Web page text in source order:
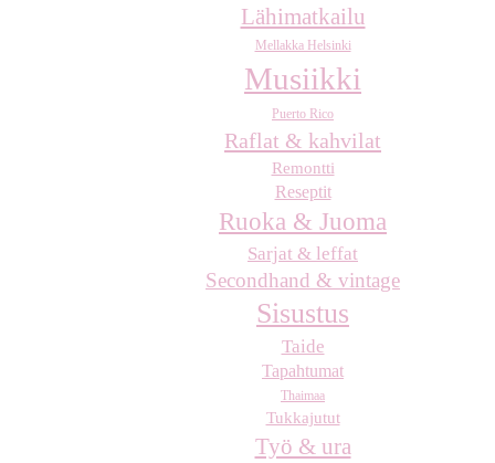
Lähimatkailu
Mellakka Helsinki
Musiikki
Puerto Rico
Raflat & kahvilat
Remontti
Reseptit
Ruoka & Juoma
Sarjat & leffat
Secondhand & vintage
Sisustus
Taide
Tapahtumat
Thaimaa
Tukkajutut
Työ & ura